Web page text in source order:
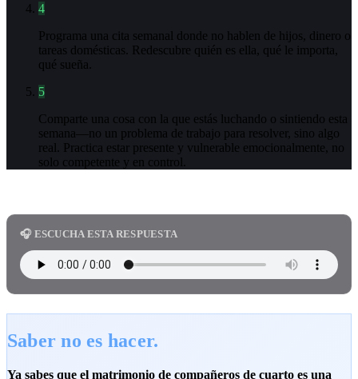
4
Programa una cita semanal donde no hablen de hijos, dinero o
tareas domésticas. Redescubre quién es ella, qué le importa,
qué sueña.
5
Comparte una cosa con la que estás luchando o sintiendo esta
semana—no un problema de trabajo para resolver, sino algo
real. Practica estar presente y vulnerable emocionalmente, no
solo competente y en control.
🎧 ESCUCHA ESTA RESPUESTA
Saber no es hacer.
Ya sabes que el matrimonio de compañeros de cuarto es una